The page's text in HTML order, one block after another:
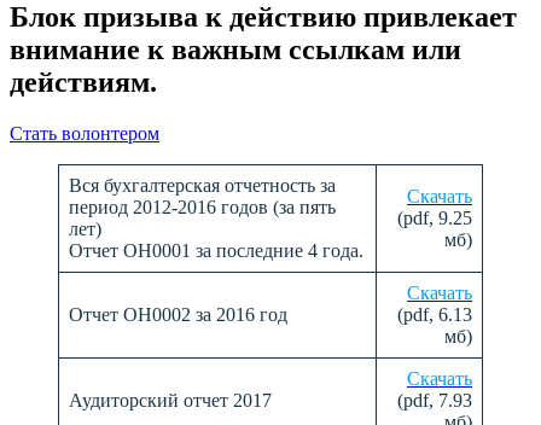
Блок призыва к действию привлекает
внимание к важным ссылкам или
действиям.
Стать волонтером
Вся бухгалтерская отчетность за
период 2012-2016 годов (за пять
лет)
Отчет ОН0001 за последние 4 года.
Скачать
(pdf, 9.25
мб)
Отчет ОН0002 за 2016 год
Скачать
(pdf, 6.13
мб)
Аудиторский отчет 2017
Скачать
(pdf, 7.93